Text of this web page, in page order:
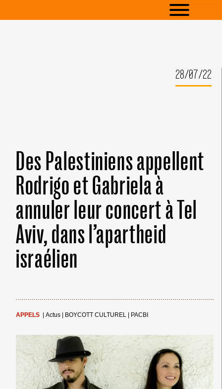
28/07/22
Des Palestiniens appellent
Rodrigo et Gabriela à
annuler leur concert à Tel
Aviv, dans l’apartheid
israélien
APPELS Actus BOYCOTT CULTUREL PACBI